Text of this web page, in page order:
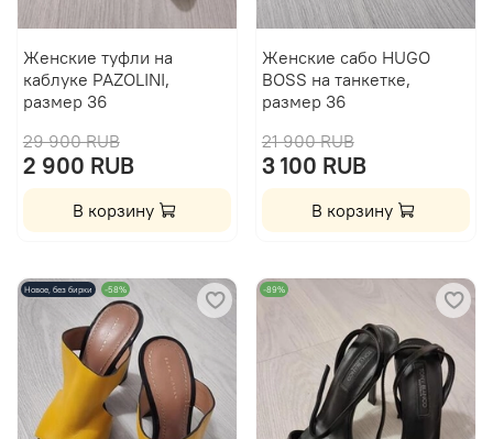
Женские туфли на
каблуке PAZOLINI,
размер 36
29 900 RUB
2 900 RUB
В корзину
Женские сабо HUGO
BOSS на танкетке,
размер 36
21 900 RUB
3 100 RUB
В корзину
Новое, без бирки -58% -89%